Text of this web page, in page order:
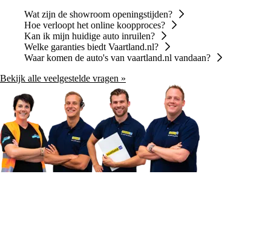
Wat zijn de showroom openingstijden?
Hoe verloopt het online koopproces?
Kan ik mijn huidige auto inruilen?
Welke garanties biedt Vaartland.nl?
Waar komen de auto's van vaartland.nl vandaan?
Bekijk alle veelgestelde vragen »